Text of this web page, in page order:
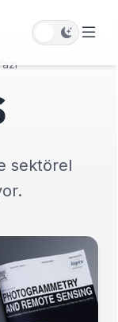
sektörel